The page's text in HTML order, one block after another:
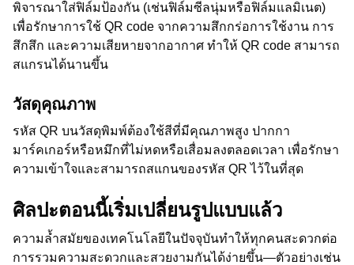
พิจารณาใส่ฟิล์มป้องกัน (เช่นฟิล์มซีลนุ่มหรือฟิล์มแลมิเนต)
เพื่อรักษาการใช้ QR code จากความสึกกร่อการใช้งาน การ
สึกสึก และความเสียหายจากอากาศ ทำให้ QR code สามารถ
สแกรนได้นานขึ้น
วัสดุคุณภาพ
รหัส QR บนวัสดุพิมพ์ต้องใช้สีที่มีคุณภาพสูง ปากกา
มาร์คเกอร์หรือหมึกที่ไม่หดหรือเสื่อมลงตลอดเวลา เพื่อรักษา
ความเข้าใจและสามารถสแกนของรหัส QR ไว้ในที่สุด
ศิลปะตอนนี้เริ่มเปลี่ยนรูปแบบแล้ว
ความล้ำสมัยของเทคโนโลยีในปัจจุบันทำให้ทุกคนสะดวกต่อ
การรวมความสะดวกและสวยงามกันได้ง่ายขึ้น—ตัวอย่างเช่น